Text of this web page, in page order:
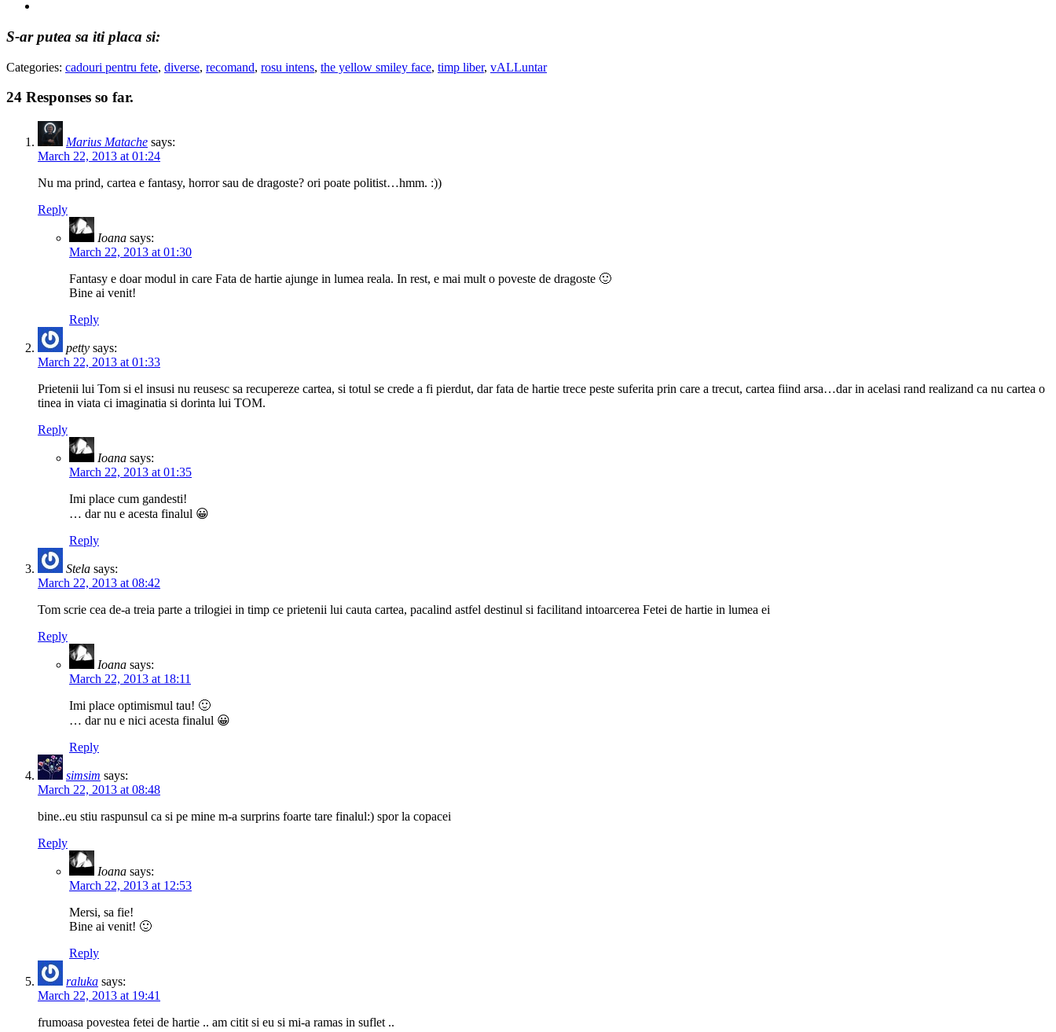
S-ar putea sa iti placa si:
Categories: cadouri pentru fete, diverse, recomand, rosu intens, the yellow smiley face, timp liber, vALLuntar
24 Responses so far.
Marius Matache says:
March 22, 2013 at 01:24
Nu ma prind, cartea e fantasy, horror sau de dragoste? ori poate politist…hmm. :))
Reply
Ioana says:
March 22, 2013 at 01:30
Fantasy e doar modul in care Fata de hartie ajunge in lumea reala. In rest, e mai mult o poveste de dragoste 🙂
Bine ai venit!
Reply
petty says:
March 22, 2013 at 01:33
Prietenii lui Tom si el insusi nu reusesc sa recupereze cartea, si totul se crede a fi pierdut, dar fata de hartie trece peste suferita prin care a trecut, cartea fiind arsa…dar in acelasi rand realizand ca nu cartea o
tinea in viata ci imaginatia si dorinta lui TOM.
Reply
Ioana says:
March 22, 2013 at 01:35
Imi place cum gandesti!
… dar nu e acesta finalul 😀
Reply
Stela says:
March 22, 2013 at 08:42
Tom scrie cea de-a treia parte a trilogiei in timp ce prietenii lui cauta cartea, pacalind astfel destinul si facilitand intoarcerea Fetei de hartie in lumea ei
Reply
Ioana says:
March 22, 2013 at 18:11
Imi place optimismul tau! 🙂
… dar nu e nici acesta finalul 😀
Reply
simsim says:
March 22, 2013 at 08:48
bine..eu stiu raspunsul ca si pe mine m-a surprins foarte tare finalul:) spor la copacei
Reply
Ioana says:
March 22, 2013 at 12:53
Mersi, sa fie!
Bine ai venit! 🙂
Reply
raluka says:
March 22, 2013 at 19:41
frumoasa povestea fetei de hartie .. am citit si eu si mi-a ramas in suflet ..